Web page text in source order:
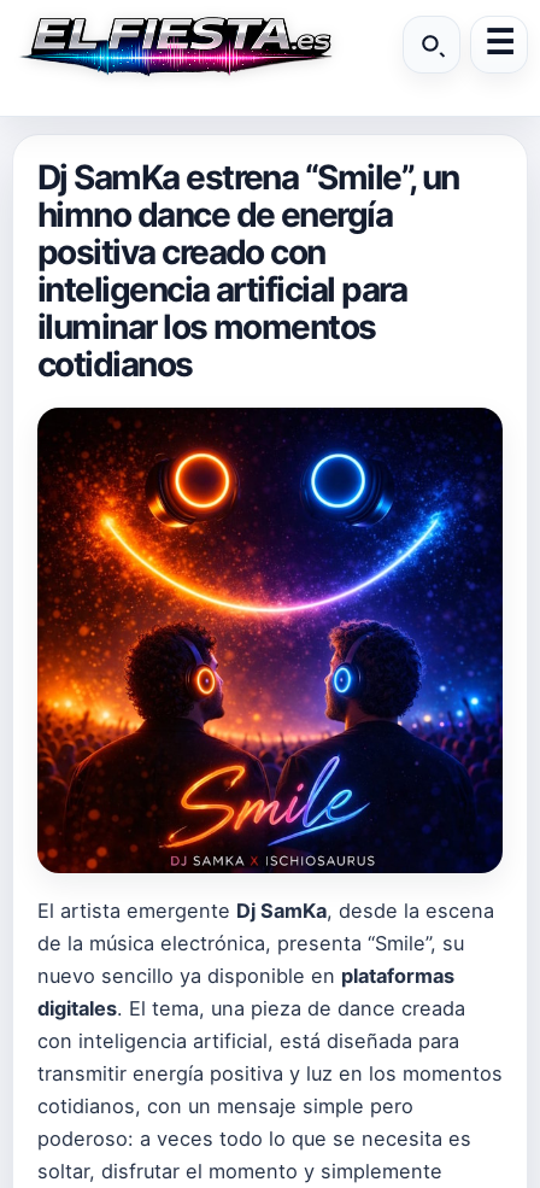
Dj SamKa estrena “Smile”, un
himno dance de energía
positiva creado con
inteligencia artificial para
iluminar los momentos
cotidianos
El artista emergente Dj SamKa, desde la escena
de la música electrónica, presenta “Smile”, su
nuevo sencillo ya disponible en plataformas
digitales. El tema, una pieza de dance creada
con inteligencia artificial, está diseñada para
transmitir energía positiva y luz en los momentos
cotidianos, con un mensaje simple pero
poderoso: a veces todo lo que se necesita es
soltar, disfrutar el momento y simplemente